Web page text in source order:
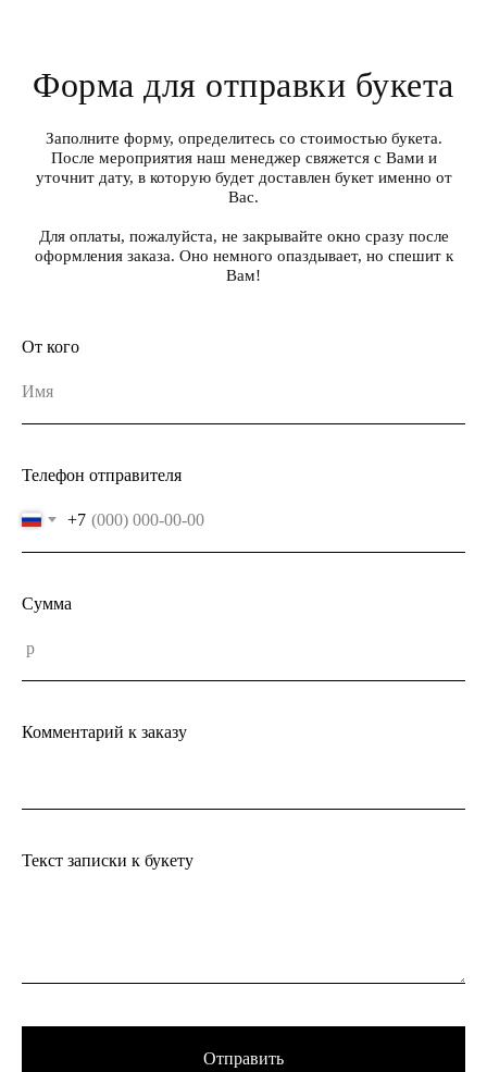
Форма для отправки букета
Заполните форму, определитесь со стоимостью букета.
После мероприятия наш менеджер свяжется с Вами и
уточнит дату, в которую будет доставлен букет именно от
Вас.
Для оплаты, пожалуйста, не закрывайте окно сразу после
оформления заказа. Оно немного опаздывает, но спешит к
Вам!
От кого
Телефон отправителя
+7
Сумма
Комментарий к заказу
Текст записки к букету
Отправить